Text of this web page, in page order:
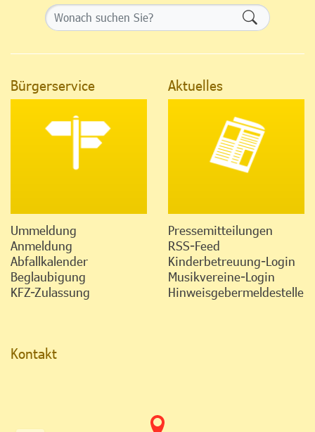
Bürgerservice
Ummeldung
Anmeldung
Abfallkalender
Beglaubigung
KFZ-Zulassung
Aktuelles
Pressemitteilungen
RSS-Feed
Kinderbetreuung-Login
Musikvereine-Login
Hinweisgebermeldestelle
Kontakt